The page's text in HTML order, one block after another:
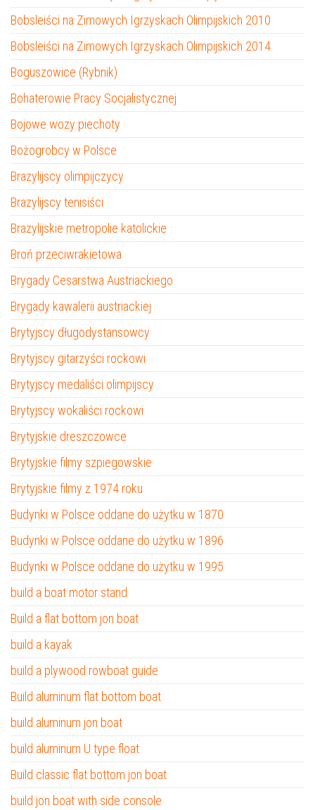
Bobsleiści na Zimowych Igrzyskach Olimpijskich 2010
Bobsleiści na Zimowych Igrzyskach Olimpijskich 2014
Boguszowice (Rybnik)
Bohaterowie Pracy Socjalistycznej
Bojowe wozy piechoty
Bożogrobcy w Polsce
Brazylijscy olimpijczycy
Brazylijscy tenisiści
Brazylijskie metropolie katolickie
Broń przeciwrakietowa
Brygady Cesarstwa Austriackiego
Brygady kawalerii austriackiej
Brytyjscy długodystansowcy
Brytyjscy gitarzyści rockowi
Brytyjscy medaliści olimpijscy
Brytyjscy wokaliści rockowi
Brytyjskie dreszczowce
Brytyjskie filmy szpiegowskie
Brytyjskie filmy z 1974 roku
Budynki w Polsce oddane do użytku w 1870
Budynki w Polsce oddane do użytku w 1896
Budynki w Polsce oddane do użytku w 1995
build a boat motor stand
Build a flat bottom jon boat
build a kayak
build a plywood rowboat guide
Build aluminum flat bottom boat
build aluminum jon boat
build aluminum U type float
Build classic flat bottom jon boat
build jon boat with side console